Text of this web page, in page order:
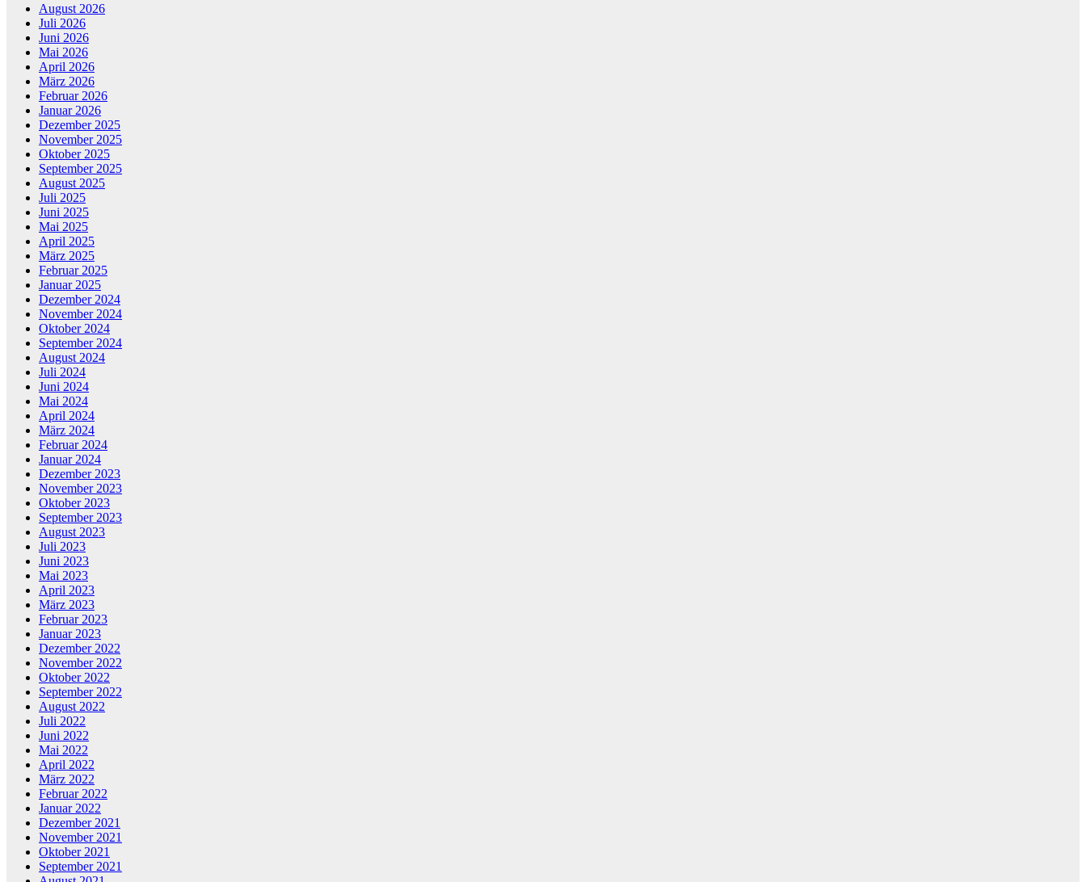
August 2026
Juli 2026
Juni 2026
Mai 2026
April 2026
März 2026
Februar 2026
Januar 2026
Dezember 2025
November 2025
Oktober 2025
September 2025
August 2025
Juli 2025
Juni 2025
Mai 2025
April 2025
März 2025
Februar 2025
Januar 2025
Dezember 2024
November 2024
Oktober 2024
September 2024
August 2024
Juli 2024
Juni 2024
Mai 2024
April 2024
März 2024
Februar 2024
Januar 2024
Dezember 2023
November 2023
Oktober 2023
September 2023
August 2023
Juli 2023
Juni 2023
Mai 2023
April 2023
März 2023
Februar 2023
Januar 2023
Dezember 2022
November 2022
Oktober 2022
September 2022
August 2022
Juli 2022
Juni 2022
Mai 2022
April 2022
März 2022
Februar 2022
Januar 2022
Dezember 2021
November 2021
Oktober 2021
September 2021